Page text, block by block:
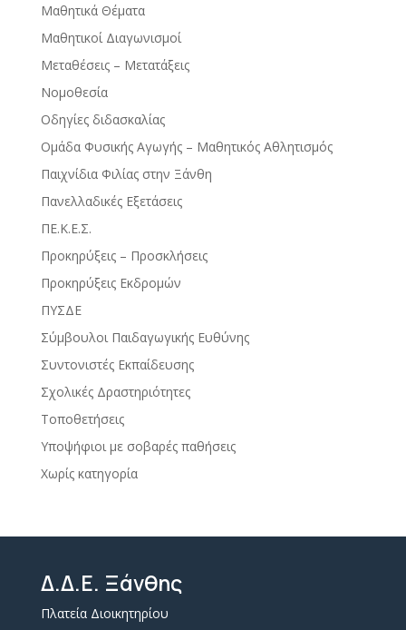
Μαθητικά Θέματα
Μαθητικοί Διαγωνισμοί
Μεταθέσεις – Μετατάξεις
Νομοθεσία
Οδηγίες διδασκαλίας
Ομάδα Φυσικής Αγωγής – Μαθητικός Αθλητισμός
Παιχνίδια Φιλίας στην Ξάνθη
Πανελλαδικές Εξετάσεις
ΠΕ.Κ.Ε.Σ.
Προκηρύξεις – Προσκλήσεις
Προκηρύξεις Εκδρομών
ΠΥΣΔΕ
Σύμβουλοι Παιδαγωγικής Ευθύνης
Συντονιστές Εκπαίδευσης
Σχολικές Δραστηριότητες
Τοποθετήσεις
Υποψήφιοι με σοβαρές παθήσεις
Χωρίς κατηγορία
Δ.Δ.Ε. Ξάνθης
Πλατεία Διοικητηρίου